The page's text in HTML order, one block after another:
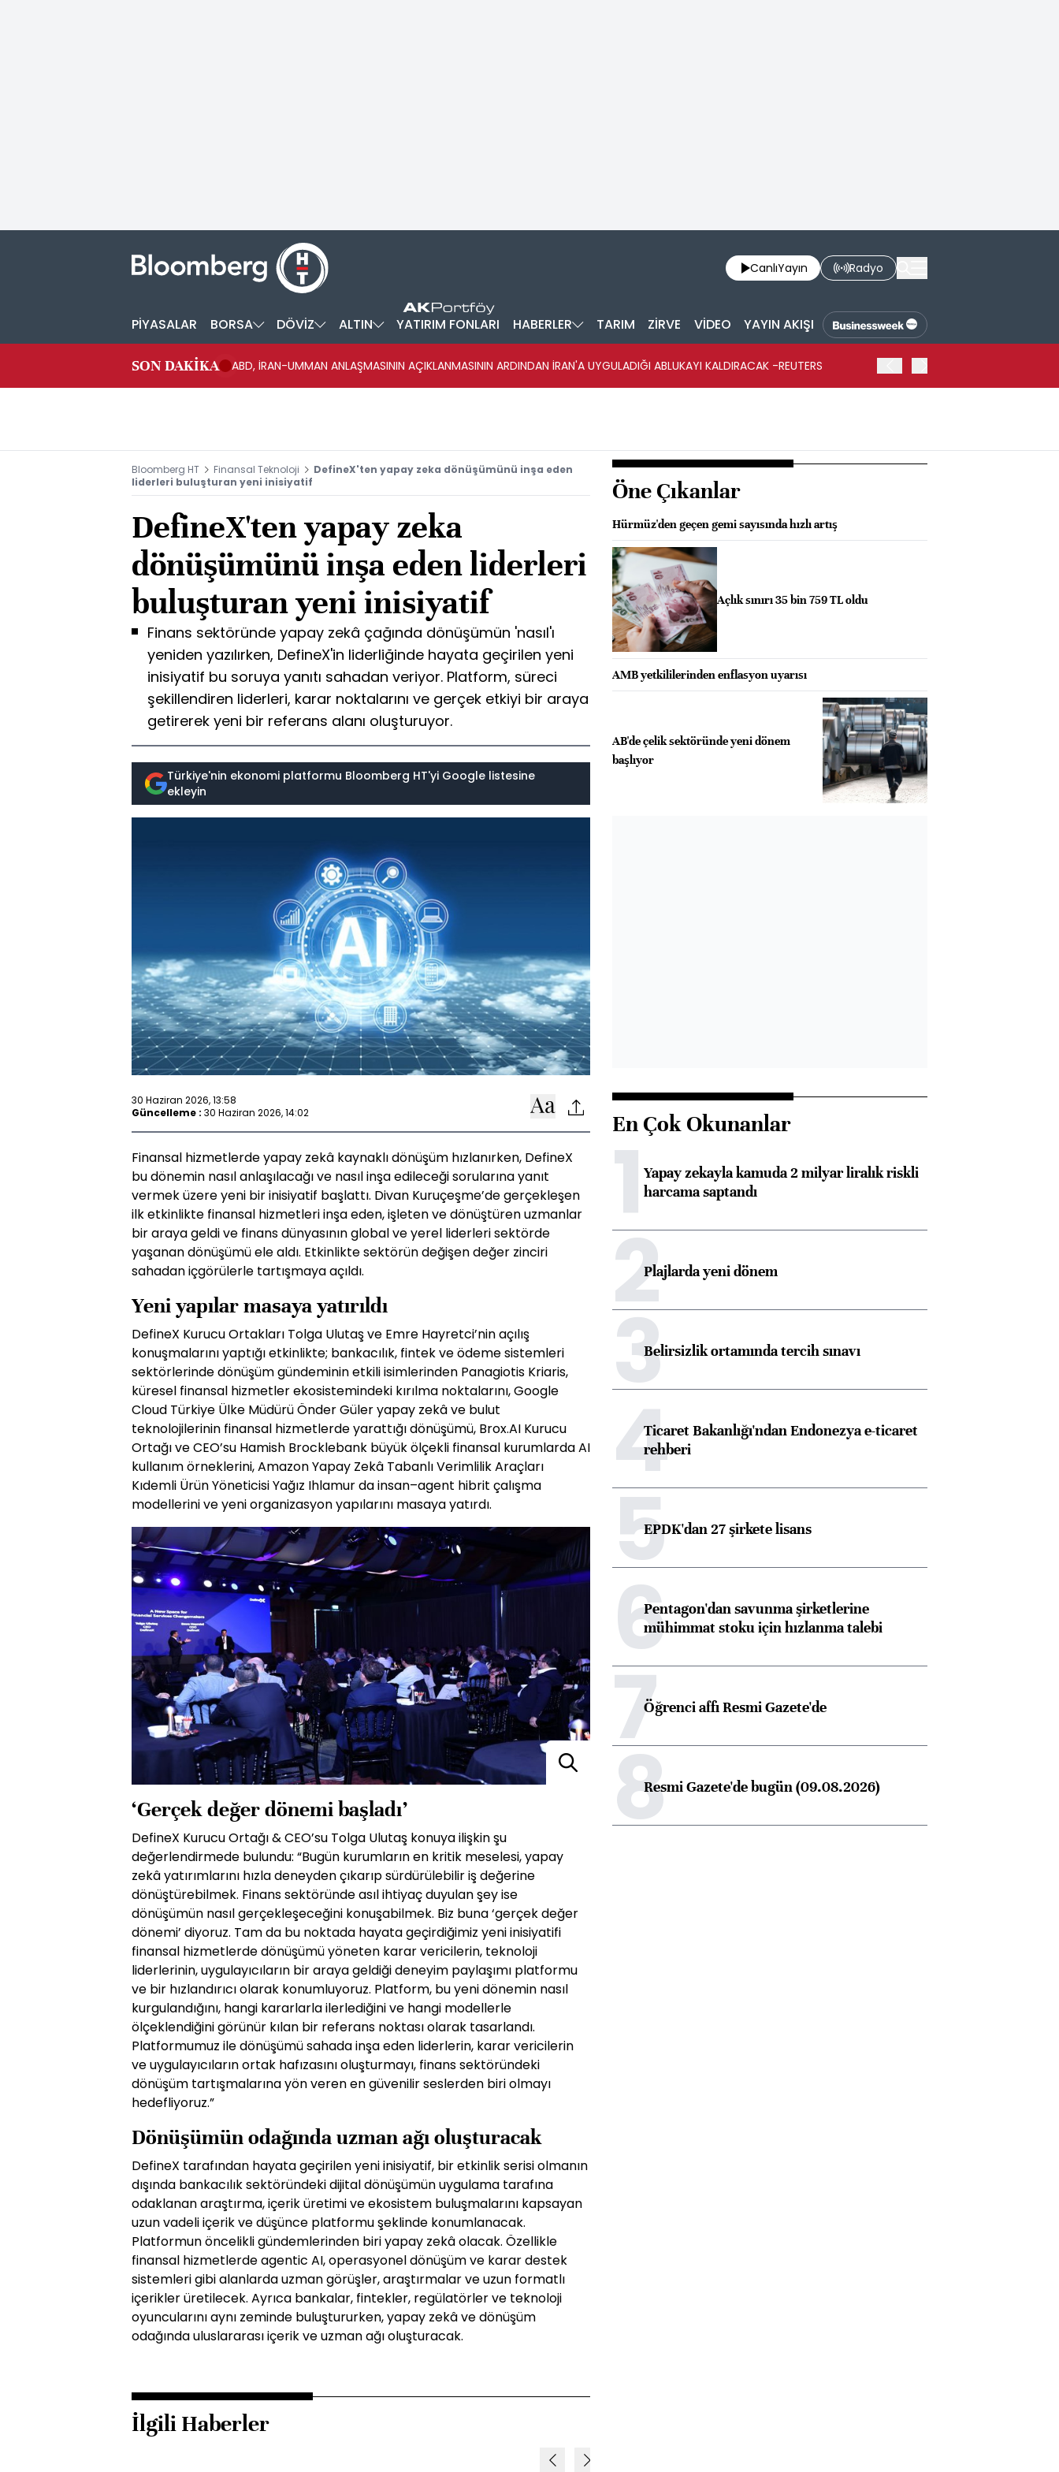
CanlıYayın Radyo
PİYASALAR BORSA DÖVİZ ALTIN YATIRIM FONLARI HABERLER TARIM ZİRVE VİDEO YAYIN AKIŞI
SON DAKİKA ABD, İRAN-UMMAN ANLAŞMASININ AÇIKLANMASININ ARDINDAN İRAN'A UYGULADIĞI ABLUKAYI KALDIRACAK -REUTERS
Bloomberg HT Finansal Teknoloji
DefineX'ten yapay zeka dönüşümünü inşa eden
liderleri buluşturan yeni inisiyatif
DefineX'ten yapay zeka
dönüşümünü inşa eden liderleri
buluşturan yeni inisiyatif
Finans sektöründe yapay zekâ çağında dönüşümün 'nasıl'ı
yeniden yazılırken, DefineX'in liderliğinde hayata geçirilen yeni
inisiyatif bu soruya yanıtı sahadan veriyor. Platform, süreci
şekillendiren liderleri, karar noktalarını ve gerçek etkiyi bir araya
getirerek yeni bir referans alanı oluşturuyor.
Türkiye'nin ekonomi platformu Bloomberg HT'yi Google listesine
ekleyin
30 Haziran 2026, 13:58
Güncelleme : 30 Haziran 2026, 14:02
Finansal hizmetlerde yapay zekâ kaynaklı dönüşüm hızlanırken, DefineX
bu dönemin nasıl anlaşılacağı ve nasıl inşa edileceği sorularına yanıt
vermek üzere yeni bir inisiyatif başlattı. Divan Kuruçeşme’de gerçekleşen
ilk etkinlikte finansal hizmetleri inşa eden, işleten ve dönüştüren uzmanlar
bir araya geldi ve finans dünyasının global ve yerel liderleri sektörde
yaşanan dönüşümü ele aldı. Etkinlikte sektörün değişen değer zinciri
sahadan içgörülerle tartışmaya açıldı.
Yeni yapılar masaya yatırıldı
DefineX Kurucu Ortakları Tolga Ulutaş ve Emre Hayretci’nin açılış
konuşmalarını yaptığı etkinlikte; bankacılık, fintek ve ödeme sistemleri
sektörlerinde dönüşüm gündeminin etkili isimlerinden Panagiotis Kriaris,
küresel finansal hizmetler ekosistemindeki kırılma noktalarını, Google
Cloud Türkiye Ülke Müdürü Önder Güler yapay zekâ ve bulut
teknolojilerinin finansal hizmetlerde yarattığı dönüşümü, Brox.AI Kurucu
Ortağı ve CEO’su Hamish Brocklebank büyük ölçekli finansal kurumlarda AI
kullanım örneklerini, Amazon Yapay Zekâ Tabanlı Verimlilik Araçları
Kıdemli Ürün Yöneticisi Yağız Ihlamur da insan–agent hibrit çalışma
modellerini ve yeni organizasyon yapılarını masaya yatırdı.
‘Gerçek değer dönemi başladı’
DefineX Kurucu Ortağı & CEO’su Tolga Ulutaş konuya ilişkin şu
değerlendirmede bulundu: “Bugün kurumların en kritik meselesi, yapay
zekâ yatırımlarını hızla deneyden çıkarıp sürdürülebilir iş değerine
dönüştürebilmek. Finans sektöründe asıl ihtiyaç duyulan şey ise
dönüşümün nasıl gerçekleşeceğini konuşabilmek. Biz buna ‘gerçek değer
dönemi’ diyoruz. Tam da bu noktada hayata geçirdiğimiz yeni inisiyatifi
finansal hizmetlerde dönüşümü yöneten karar vericilerin, teknoloji
liderlerinin, uygulayıcıların bir araya geldiği deneyim paylaşımı platformu
ve bir hızlandırıcı olarak konumluyoruz. Platform, bu yeni dönemin nasıl
kurgulandığını, hangi kararlarla ilerlediğini ve hangi modellerle
ölçeklendiğini görünür kılan bir referans noktası olarak tasarlandı.
Platformumuz ile dönüşümü sahada inşa eden liderlerin, karar vericilerin
ve uygulayıcıların ortak hafızasını oluşturmayı, finans sektöründeki
dönüşüm tartışmalarına yön veren en güvenilir seslerden biri olmayı
hedefliyoruz.”
Dönüşümün odağında uzman ağı oluşturacak
DefineX tarafından hayata geçirilen yeni inisiyatif, bir etkinlik serisi olmanın
dışında bankacılık sektöründeki dijital dönüşümün uygulama tarafına
odaklanan araştırma, içerik üretimi ve ekosistem buluşmalarını kapsayan
uzun vadeli içerik ve düşünce platformu şeklinde konumlanacak.
Platformun öncelikli gündemlerinden biri yapay zekâ olacak. Özellikle
finansal hizmetlerde agentic AI, operasyonel dönüşüm ve karar destek
sistemleri gibi alanlarda uzman görüşler, araştırmalar ve uzun formatlı
içerikler üretilecek. Ayrıca bankalar, fintekler, regülatörler ve teknoloji
oyuncularını aynı zeminde buluştururken, yapay zekâ ve dönüşüm
odağında uluslararası içerik ve uzman ağı oluşturacak.
İlgili Haberler
Öne Çıkanlar
Hürmüz'den geçen gemi sayısında hızlı artış
Açlık sınırı 35 bin 759 TL oldu
AMB yetkililerinden enflasyon uyarısı
AB'de çelik sektöründe yeni dönem
başlıyor
En Çok Okunanlar
1Yapay zekayla kamuda 2 milyar liralık riskli
harcama saptandı
2Plajlarda yeni dönem
3Belirsizlik ortamında tercih sınavı
4Ticaret Bakanlığı'ndan Endonezya e-ticaret
rehberi
5EPDK'dan 27 şirkete lisans
6Pentagon'dan savunma şirketlerine
mühimmat stoku için hızlanma talebi
7Öğrenci affı Resmi Gazete'de
8Resmi Gazete'de bugün (09.08.2026)